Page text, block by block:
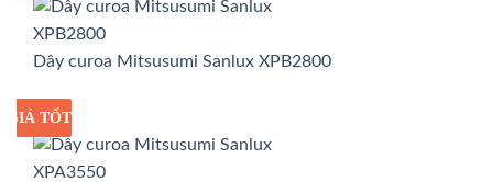
Dây curoa Mitsusumi Sanlux XPB2800
GIÁ SỈ
GIÁ TỐT